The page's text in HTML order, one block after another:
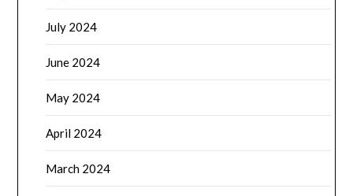
July 2024
June 2024
May 2024
April 2024
March 2024